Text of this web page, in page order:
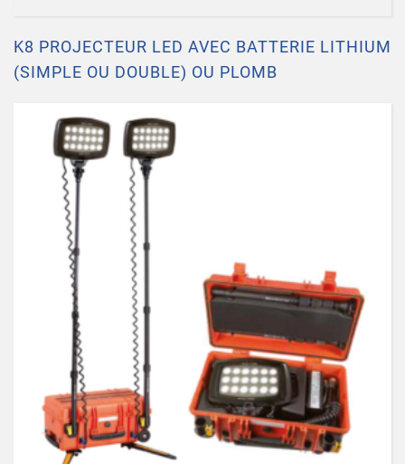
K8 PROJECTEUR LED AVEC BATTERIE LITHIUM
(SIMPLE OU DOUBLE) OU PLOMB